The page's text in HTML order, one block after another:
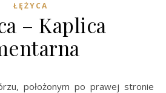
ŁĘŻYCA
– Kaplica